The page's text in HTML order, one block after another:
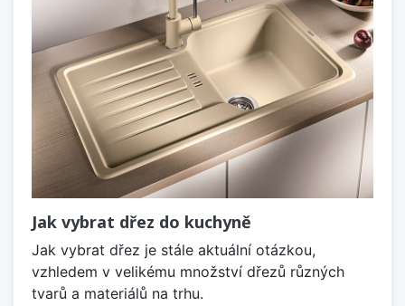
Jak vybrat dřez do kuchyně
Jak vybrat dřez je stále aktuální otázkou,
vzhledem v velikému množství dřezů různých
tvarů a materiálů na trhu.